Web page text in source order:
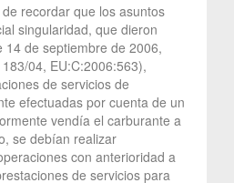
recordar que los asuntos
singularidad, que dieron
14 de septiembre de 2006,
04, EU:C:2006:563),
de servicios de
efectuadas por cuenta de un
vendía el carburante a
se debían realizar
con anterioridad a
de servicios para